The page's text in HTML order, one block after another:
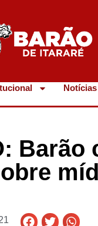
Notícias
Barão